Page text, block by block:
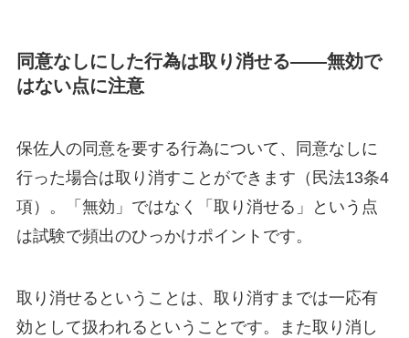
同意なしにした行為は取り消せる——無効で
はない点に注意
保佐人の同意を要する行為について、同意なしに
行った場合は取り消すことができます（民法13条4
項）。「無効」ではなく「取り消せる」という点
は試験で頻出のひっかけポイントです。
取り消せるということは、取り消すまでは一応有
効として扱われるということです。また取り消し